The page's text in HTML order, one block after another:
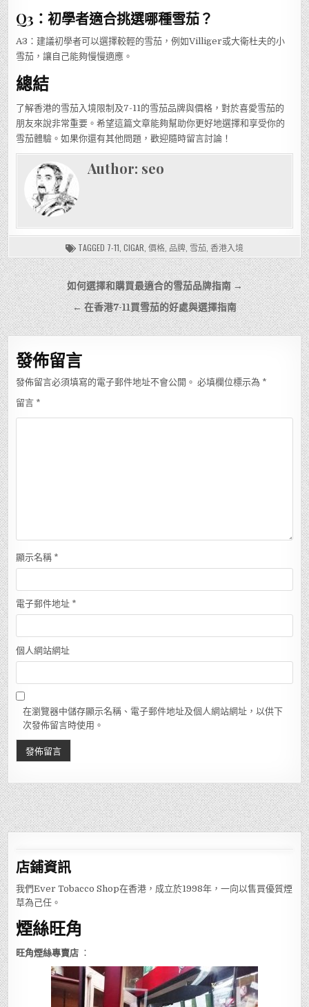
Q3：初學者適合挑選哪種雪茄？
A3：建議初學者可以選擇較輕的雪茄，例如Villiger或大衛杜夫的小
雪茄，讓自己能夠慢慢適應。
總結
了解香港的雪茄入境限制及7-11的雪茄品牌與價格，對於喜愛雪茄的
朋友來說非常重要。希望這篇文章能夠幫助你更好地選擇和享受你的
雪茄體驗。如果你還有其他問題，歡迎隨時留言討論！
Author: seo
TAGGED 7-11 CIGAR 價格 品牌 雪茄 香港入境
文
章
導
覽
如何選擇和購買最適合的雪茄品牌指南 →
← 在香港7-11買雪茄的好處與選擇指南
發佈留言
發佈留言必須填寫的電子郵件地址不會公開。 必填欄位標示為 *
留言 *
顯示名稱 *
電子郵件地址 *
個人網站網址
在瀏覽器中儲存顯示名稱、電子郵件地址及個人網站網址，以供下
次發佈留言時使用。
店鋪資訊
我們Ever Tobacco Shop在香港，成立於1998年，一向以售買優質煙
草為己任。
煙絲旺角
旺角煙絲專賣店 ：